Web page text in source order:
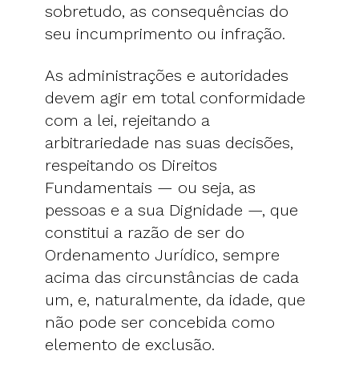
sobretudo, as consequências do
seu incumprimento ou infração.
As administrações e autoridades
devem agir em total conformidade
com a lei, rejeitando a
arbitrariedade nas suas decisões,
respeitando os Direitos
Fundamentais — ou seja, as
pessoas e a sua Dignidade —, que
constitui a razão de ser do
Ordenamento Jurídico, sempre
acima das circunstâncias de cada
um, e, naturalmente, da idade, que
não pode ser concebida como
elemento de exclusão.